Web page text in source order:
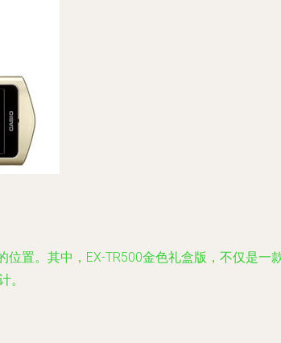
置。其中，EX-TR500金色礼盒版，不仅是一
。